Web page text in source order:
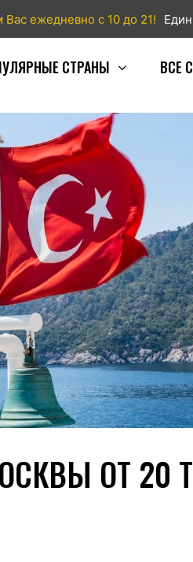
ежедневно с 10 до 21!
СТРАНЫ ВСЕ
ОТ 20